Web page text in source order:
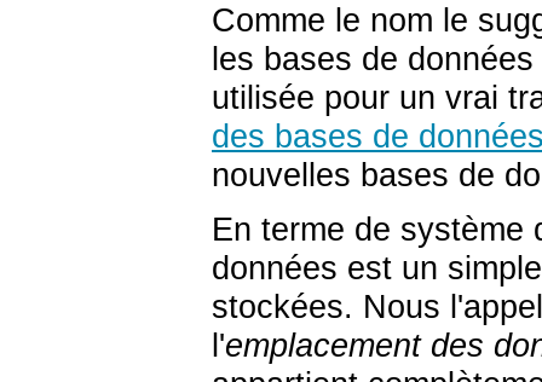
Comme le nom le
les bases de
utilisée pour un vrai
des bases de
nouvelles bases de
En terme de système
données est un
stockées. Nous
l'emplacement des